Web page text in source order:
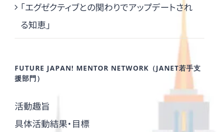
「エグゼクティブとの関わりでアップデートされ
る知恵」
FUTURE JAPAN! MENTOR NETWORK（JANET若手支
援部門）
活動趣旨
具体活動結果・目標